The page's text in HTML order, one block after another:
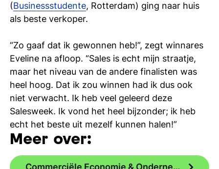
(Businessstudente, Rotterdam) ging naar huis
als beste verkoper.
“Zo gaaf dat ik gewonnen heb!”, zegt winnares
Eveline na afloop. “Sales is echt mijn straatje,
maar het niveau van de andere finalisten was
heel hoog. Dat ik zou winnen had ik dus ook
niet verwacht. Ik heb veel geleerd deze
Salesweek. Ik vond het heel bijzonder; ik heb
echt het beste uit mezelf kunnen halen!”
Meer over:
Commerciële Economie & Ondernemerschap